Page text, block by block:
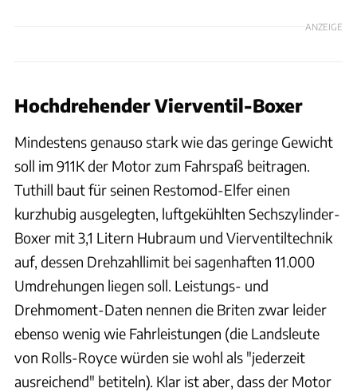
ANZEIGE
Hochdrehender Vierventil-Boxer
Mindestens genauso stark wie das geringe Gewicht
soll im 911K der Motor zum Fahrspaß beitragen.
Tuthill baut für seinen Restomod-Elfer einen
kurzhubig ausgelegten, luftgekühlten Sechszylinder-
Boxer mit 3,1 Litern Hubraum und Vierventiltechnik
auf, dessen Drehzahllimit bei sagenhaften 11.000
Umdrehungen liegen soll. Leistungs- und
Drehmoment-Daten nennen die Briten zwar leider
ebenso wenig wie Fahrleistungen (die Landsleute
von Rolls-Royce würden sie wohl als "jederzeit
ausreichend" betiteln). Klar ist aber, dass der Motor